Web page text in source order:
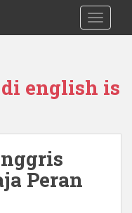
Bahasa Inggis
Mataram
english is
Peran